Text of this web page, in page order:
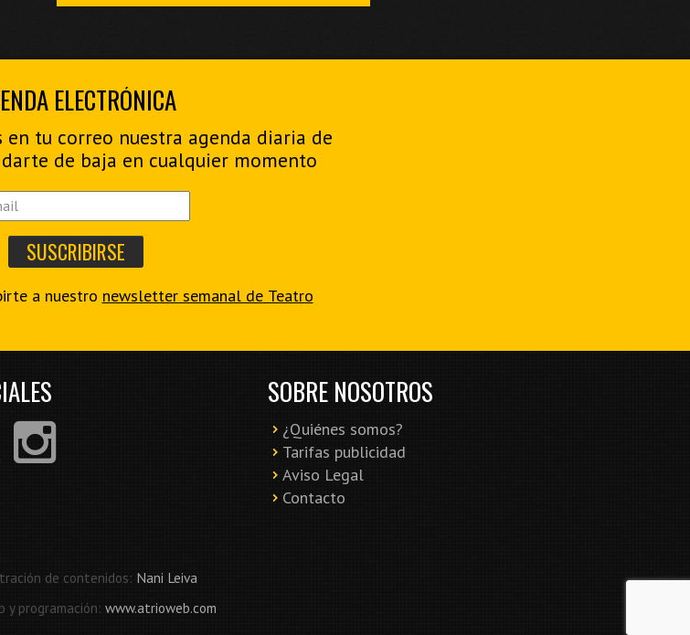
ELECTRÓNICA
en tu correo nuestra agenda diaria de
darte de baja en cualquier momento
a nuestro newsletter semanal de Teatro
SOBRE NOSOTROS
¿Quiénes somos?
Tarifas publicidad
Aviso Legal
Contacto
de contenidos: Nani Leiva
y programación: www.atrioweb.com